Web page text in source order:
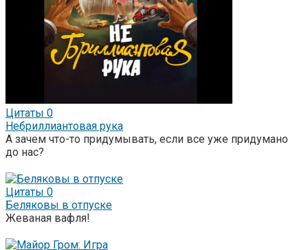
Цитаты 0
Небриллиантовая рука
А зачем что-то придумывать, если все уже придумано
до нас?
Цитаты 0
Беляковы в отпуске
Жеваная вафля!